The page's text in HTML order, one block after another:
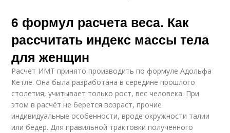
6 формул расчета веса. Как
рассчитать индекс массы тела
для женщин
Расчет ИМТ принято производить по формуле Адольфа
Кетле. Она была разработана в середине прошлого
столетия, учитывает только рост, вес человека. При
этом в расчёт не берется возраст, прочие
индивидуальные особенности, вроде окружности талии
или бедер. Для правильной трактовки полученного